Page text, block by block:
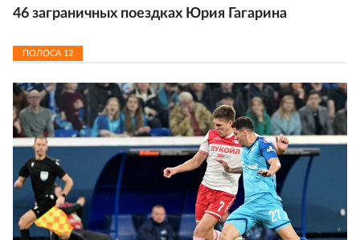
46 заграничных поездках Юрия Гагарина
ПОЛОСА 12